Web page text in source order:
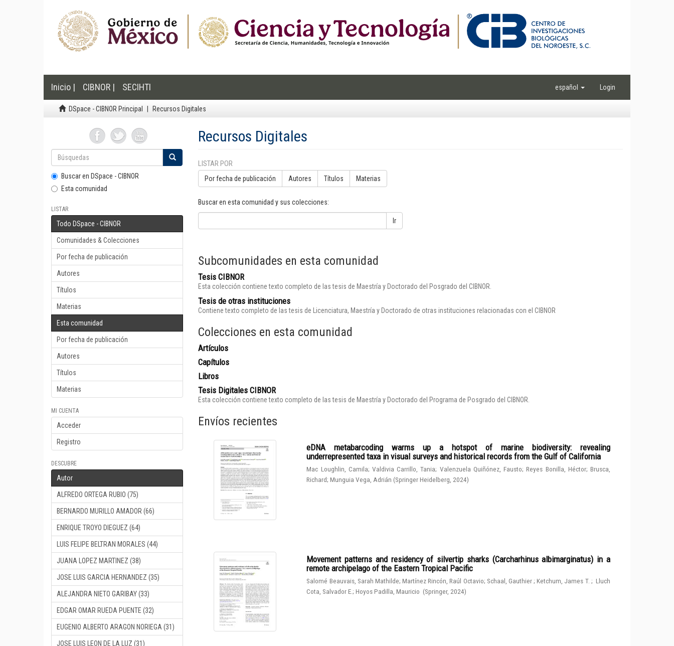
Inicio | CIBNOR | SECIHTI español Login
DSpace - CIBNOR Principal Recursos Digitales
Buscar en DSpace - CIBNOR
Esta comunidad
LISTAR
Todo DSpace - CIBNOR
Comunidades & Colecciones
Por fecha de publicación
Autores
Títulos
Materias
Esta comunidad
Por fecha de publicación
Autores
Títulos
Materias
MI CUENTA
Acceder
Registro
DESCUBRE
Autor
ALFREDO ORTEGA RUBIO (75)
BERNARDO MURILLO AMADOR (66)
ENRIQUE TROYO DIEGUEZ (64)
LUIS FELIPE BELTRAN MORALES (44)
JUANA LOPEZ MARTINEZ (38)
JOSE LUIS GARCIA HERNANDEZ (35)
ALEJANDRA NIETO GARIBAY (33)
EDGAR OMAR RUEDA PUENTE (32)
EUGENIO ALBERTO ARAGON NORIEGA (31)
JOSE LUIS LEON DE LA LUZ (31)
Recursos Digitales
LISTAR POR
Por fecha de publicación Autores Títulos Materias
Buscar en esta comunidad y sus colecciones:
Ir
Subcomunidades en esta comunidad
Tesis CIBNOR
Esta colección contiene texto completo de las tesis de Maestría y Doctorado del Posgrado del CIBNOR.
Tesis de otras instituciones
Contiene texto completo de las tesis de Licenciatura, Maestría y Doctorado de otras instituciones relacionadas con el CIBNOR
Colecciones en esta comunidad
Artículos
Capítulos
Libros
Tesis Digitales CIBNOR
Esta colección contiene texto completo de las tesis de Maestría y Doctorado del Programa de Posgrado del CIBNOR.
Envíos recientes
eDNA metabarcoding warms up a hotspot of marine biodiversity: revealing
underrepresented taxa in visual surveys and historical records from the Gulf of California
Mac Loughlin, Camila;Valdivia Carrillo, Tania; Valenzuela Quiñónez, Fausto;Reyes Bonilla, Héctor; Brusca,
Richard;Munguia Vega, Adrián (Springer Heidelberg 2024)
Movement patterns and residency of silvertip sharks (Carcharhinus albimarginatus) in a
remote archipelago of the Eastern Tropical Pacific
Salomé Beauvais, Sarah Mathilde;Martínez Rincón, Raúl Octavio; Schaal, Gauthier;Ketchum, James T. ; Lluch
Cota, Salvador E.;Hoyos Padilla, Mauricio (Springer, 2024)